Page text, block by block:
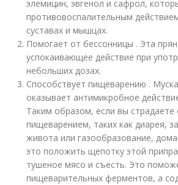
элемицин, эвгенол и сафрол,
противовоспалительным
суставах и мышцах.
Помогает от бессонницы . Эта
успокаивающее действие при
небольших дозах.
Способствует пищеварению .
оказывает антимикробное
Таким образом, если вы
пищеварением, таких как диарея,
живота или газообразование,
это положить щепотку этой
тушеное мясо и съесть. Это
пищеварительных ферментов, а